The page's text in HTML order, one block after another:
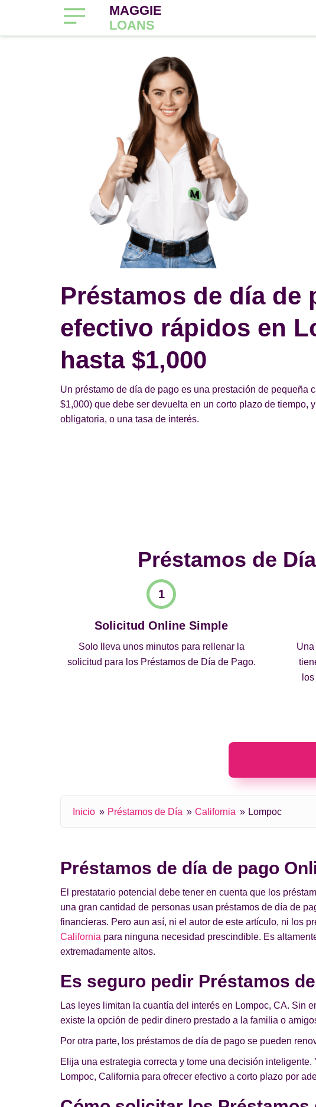
MAGGIE
LOANS
Préstamos de día de
efectivo rápidos en
hasta $1,000
Un préstamo de día de pago es una prestación de pequeña
$1,000) que debe ser devuelta en un corto plazo de tiempo,
obligatoria, o una tasa de interés.
Préstamos de
Solicitud Online Simple
Solo lleva unos minutos para rellenar la
solicitud para los Préstamos de Día de Pago.
Inicio Préstamos de Día California Lompoc
Préstamos de día de pago
El prestatario potencial debe tener en cuenta que los
una gran cantidad de personas usan préstamos de día de
financieras. Pero aun así, ni el autor de este artículo, ni los
California para ninguna necesidad prescindible. Es
extremadamente altos.
Es seguro pedir Préstamos
Las leyes limitan la cuantía del interés en Lompoc, CA. Sin
existe la opción de pedir dinero prestado a la familia o
Por otra parte, los préstamos de día de pago se pueden
Elija una estrategia correcta y tome una decisión
Lompoc, California para ofrecer efectivo a corto plazo por